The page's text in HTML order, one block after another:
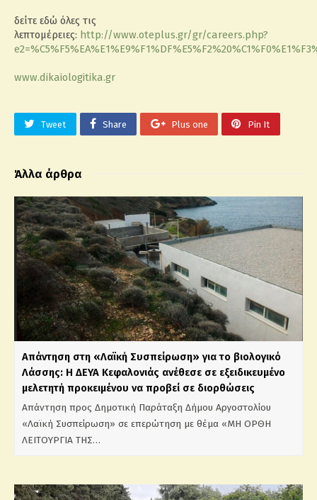
δείτε εδώ όλες τις
λεπτομέρειες: http://www.oteplus.gr/gr/careers.php?
www.dikaiologitika.gr
Tweet Share Plus one Pin It
Άλλα άρθρα
Απάντηση στη «Λαϊκή Συσπείρωση» για το βιολογικό
Λάσσης: Η ΔΕΥΑ Κεφαλονιάς ανέθεσε σε εξειδικευμένο
μελετητή προκειμένου να προβεί σε διορθώσεις
Απάντηση προς Δημοτική Παράταξη Δήμου Αργοστολίου
«Λαϊκή Συσπείρωση» σε επερώτηση με θέμα «ΜΗ ΟΡΘΗ
ΛΕΙΤΟΥΡΓΙΑ ΤΗΣ…